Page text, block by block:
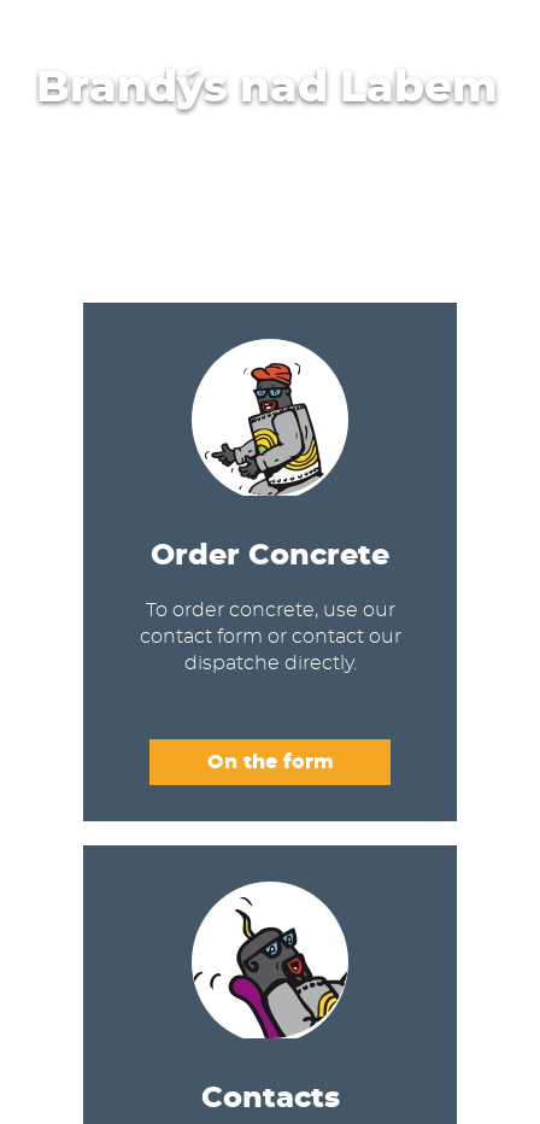
Brandýs nad Labem
Order Concrete
To order concrete, use our
contact form or contact our
dispatche directly.
On the form
Contacts